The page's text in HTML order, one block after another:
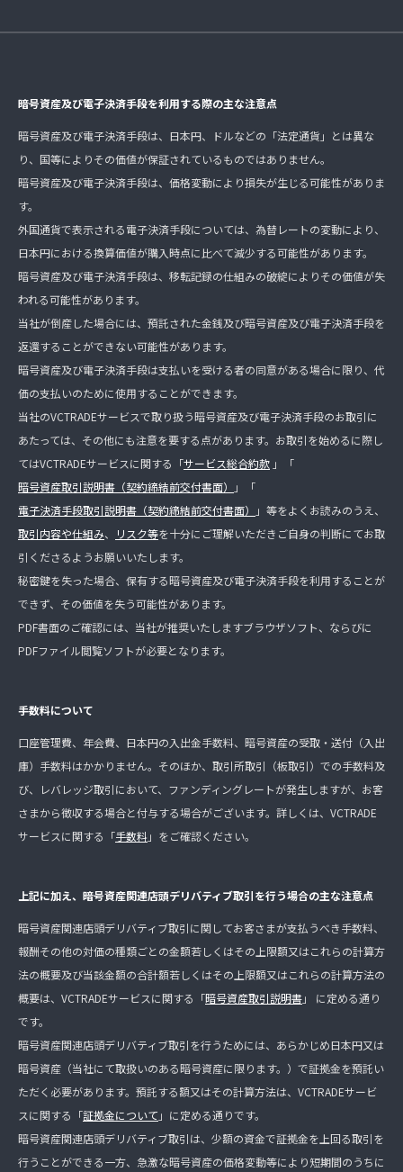
暗号資産及び電子決済手段を利用する際の主な注意点
暗号資産及び電子決済手段は、日本円、ドルなどの「法定通貨」とは異な
り、国等によりその価値が保証されているものではありません。
暗号資産及び電子決済手段は、価格変動により損失が生じる可能性がありま
す。
外国通貨で表示される電子決済手段については、為替レートの変動により、
日本円における換算価値が購入時点に比べて減少する可能性があります。
暗号資産及び電子決済手段は、移転記録の仕組みの破綻によりその価値が失
われる可能性があります。
当社が倒産した場合には、預託された金銭及び暗号資産及び電子決済手段を
返還することができない可能性があります。
暗号資産及び電子決済手段は支払いを受ける者の同意がある場合に限り、代
価の支払いのために使用することができます。
当社のVCTRADEサービスで取り扱う暗号資産及び電子決済手段のお取引に
あたっては、その他にも注意を要する点があります。お取引を始めるに際し
てはVCTRADEサービスに関する「サービス総合約款 」「
暗号資産取引説明書（契約締結前交付書面）
」「
電子決済手段取引説明書（契約締結前交付書面）
」等をよくお読みのうえ、
取引内容や仕組み、 リスク等を十分にご理解いただきご自身の判断にてお取
引くださるようお願いいたします。
秘密鍵を失った場合、保有する暗号資産及び電子決済手段を利用することが
できず、その価値を失う可能性があります。
PDF書面のご確認には、当社が推奨いたしますブラウザソフト、ならびに
PDFファイル閲覧ソフトが必要となります。
手数料について
口座管理費、年会費、日本円の入出金手数料、暗号資産の受取・送付（入出
庫）手数料はかかりません。そのほか、取引所取引（板取引）での手数料及
び、レバレッジ取引において、ファンディングレートが発生しますが、お客
さまから徴収する場合と付与する場合がございます。詳しくは、VCTRADE
サービスに関する「手数料」をご確認ください。
上記に加え、暗号資産関連店頭デリバティブ取引を行う場合の主な注意点
暗号資産関連店頭デリバティブ取引に関してお客さまが支払うべき手数料、
報酬その他の対価の種類ごとの金額若しくはその上限額又はこれらの計算方
法の概要及び当該金額の合計額若しくはその上限額又はこれらの計算方法の
概要は、VCTRADEサービスに関する「暗号資産取引説明書」 に定める通り
です。
暗号資産関連店頭デリバティブ取引を行うためには、あらかじめ日本円又は
暗号資産（当社にて取扱いのある暗号資産に限ります。）で証拠金を預託い
ただく必要があります。預託する額又はその計算方法は、VCTRADEサービ
スに関する「証拠金について 」に定める通りです。
暗号資産関連店頭デリバティブ取引は、少額の資金で証拠金を上回る取引を
行うことができる一方、急激な暗号資産の価格変動等により短期間のうちに